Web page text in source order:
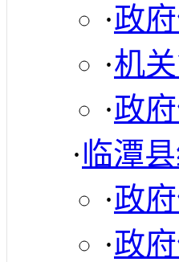
·政
·机
·政
·临潭
·政
·政